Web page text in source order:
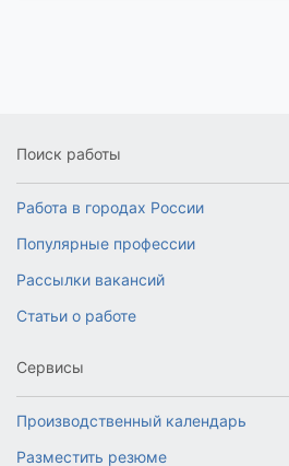
Поиск работы
Работа в городах России
Популярные профессии
Рассылки вакансий
Статьи о работе
Сервисы
Производственный календарь
Разместить резюме